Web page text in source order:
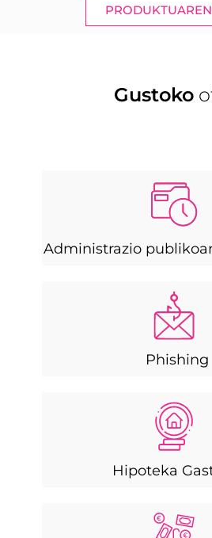
Gustoko
Administrazio
Phishing
Hipoteka